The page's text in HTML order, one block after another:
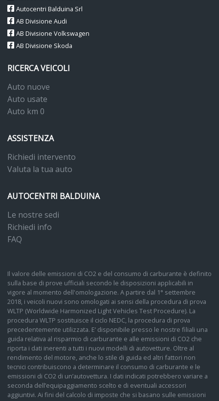
Autocentri Balduina Srl
AB Divisione Audi
AB Divisione Volkswagen
AB Divisione Skoda
RICERCA VEICOLI
Auto nuove
Auto usate
Auto km 0
ASSISTENZA
Richiedi intervento
Valuta la tua auto
AUTOCENTRI BALDUINA
Le nostre sedi
Richiedi info
FAQ
Il valore delle emissioni di CO2 e del consumo di carburante è definito
sulla base di prove ufficiali secondo le disposizioni applicabili in
vigore al momento dell'omologazione. A partire dal 1° settembre
2018, i veicoli nuovi sono omologati ai sensi della procedura di prova
WLTP (Worldwide Harmonized Light Vehicles Test Procedure). La
procedura WLTP sostituisce il ciclo NEDC, la procedura di prova
precedentemente utilizzata. E’ disponibile presso le nostre filiali una
guida relativa al risparmio di carburante e alle emissioni di CO2 che
riporta i dati inerenti a tutti i nuovi modelli di autovetture. Oltre al
rendimento del motore, anche lo stile di guida ed altri fattori non
tecnici contribuiscono a determinare il consumo di carburante e le
emissioni di CO2 di un’autovettura. I dati indicati potrebbero variare a
seconda dell’equipaggiamento scelto e di eventuali accessori
aggiuntivi. Ai fini del calcolo di imposte che si basano sulle emissioni